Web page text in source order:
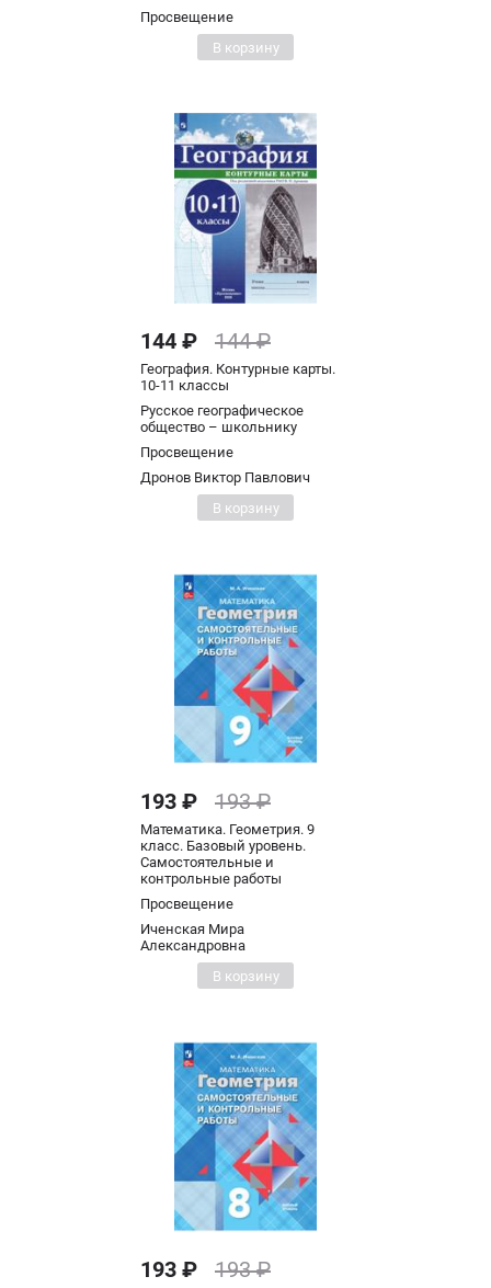
Просвещение
В корзину
144 ₽ 144 ₽
География. Контурные карты.
10-11 классы
Русское географическое
общество – школьнику
Просвещение
Дронов Виктор Павлович
В корзину
193 ₽ 193 ₽
Математика. Геометрия. 9
класс. Базовый уровень.
Самостоятельные и
контрольные работы
Просвещение
Иченская Мира
Александровна
В корзину
193 ₽ 193 ₽